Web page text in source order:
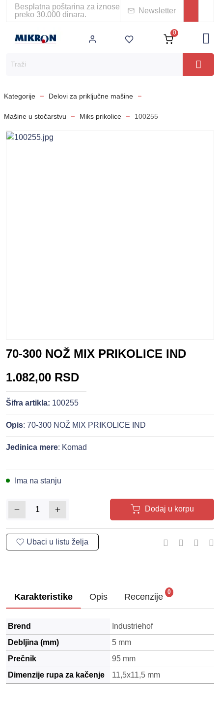
Besplatna poštarina za iznose
preko 30.000 dinara.
Newsletter
0
Kategorije Delovi za priključne mašine
Mašine u stočarstvu Miks prikolice 100255
70-300 NOŽ MIX PRIKOLICE IND
1.082,00 RSD
Šifra artikla: 100255
Opis: 70-300 NOŽ MIX PRIKOLICE IND
Jedinica mere: Komad
Ima na stanju
Dodaj u korpu
Karakteristike Opis Recenzije 0
Brend
Industriehof
Debljina (mm)
5 mm
Prečnik
95 mm
Dimenzije rupa za kačenje
11,5x11,5 mm